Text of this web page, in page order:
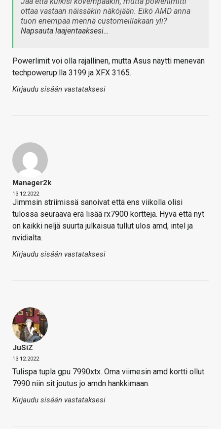
ottaa vastaan näissäkin näköjään. Eikö AMD anna
tuon enempää mennä customeillakaan yli?
Napsauta laajentaaksesi…
Powerlimit voi olla rajallinen, mutta Asus näytti menevän
techpowerup:lla 3199 ja XFX 3165.
Kirjaudu sisään vastataksesi
Manager2k
13.12.2022
Jimmsin striimissä sanoivat että ens viikolla olisi
tulossa seuraava erä lisää rx7900 kortteja. Hyvä että nyt
on kaikki neljä suurta julkaisua tullut ulos amd, intel ja
nvidialta.
Kirjaudu sisään vastataksesi
JuSiZ
13.12.2022
Tulispa tupla gpu 7990xtx. Oma viimesin amd kortti ollut
7990 niin sit joutus jo amdn hankkimaan.
Kirjaudu sisään vastataksesi